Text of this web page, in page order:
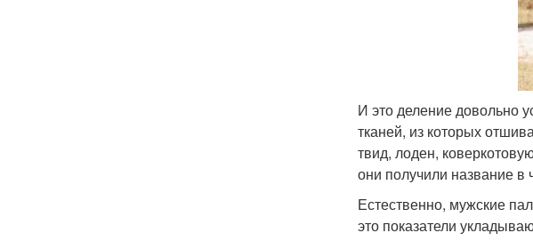
И это деление довольно
тканей, из которых
твид, лоден,
они получили название в
Естественно, мужские
это показатели